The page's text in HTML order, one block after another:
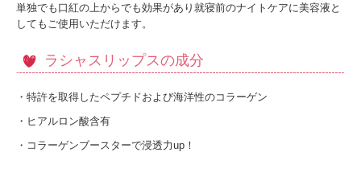
単独でも口紅の上からでも効果があり就寝前のナイトケアに美容液と
してもご使用いただけます。
ラシャスリップスの成分
・特許を取得したペプチドおよび海洋性のコラーゲン
・ヒアルロン酸含有
・コラーゲンブースターで浸透力up！